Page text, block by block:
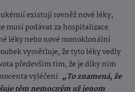
existují rovněž nové léky,
musí podávat za hospitalizace.
léky nebo nové monoklonální
vysvětluje, že tyto léky vedly
především tím, že je díky nim
vyléčení: „To znamená, že
těm nemocným už jenom